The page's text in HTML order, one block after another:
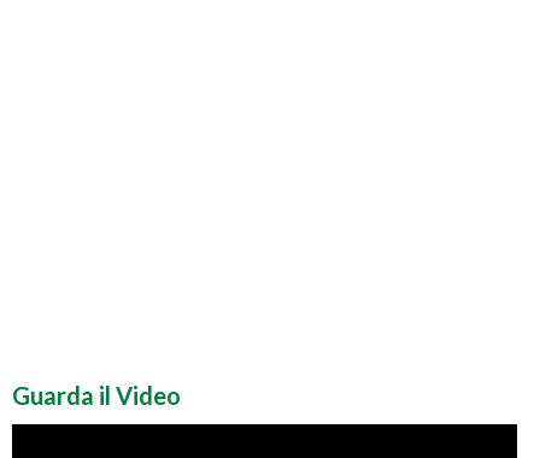
Guarda il Video